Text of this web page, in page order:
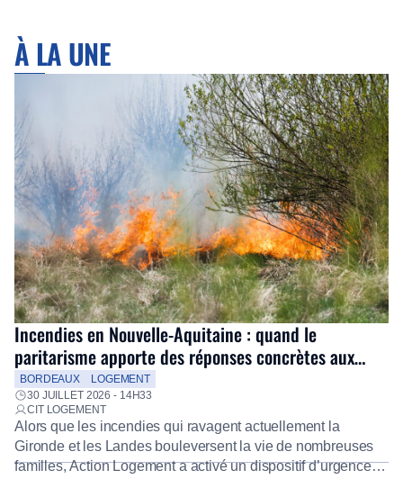
À LA UNE
Incendies en Nouvelle-Aquitaine : quand le
paritarisme apporte des réponses concrètes aux
salariés
BORDEAUX
LOGEMENT
30 JUILLET 2026 - 14H33
CIT LOGEMENT
Alors que les incendies qui ravagent actuellement la
Gironde et les Landes bouleversent la vie de nombreuses
familles, Action Logement a activé un dispositif d’urgence